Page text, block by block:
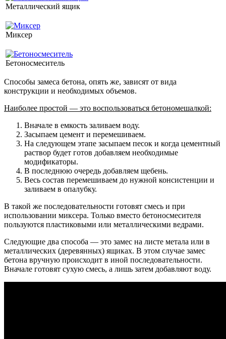
Металлический ящик
Миксер
Бетоносмеситель
Способы замеса бетона, опять же, зависят от вида
конструкции и необходимых объемов.
Наиболее простой — это воспользоваться бетономешалкой:
Вначале в емкость заливаем воду.
Засыпаем цемент и перемешиваем.
На следующем этапе засыпаем песок и когда цементный
раствор будет готов добавляем необходимые
модификаторы.
В последнюю очередь добавляем щебень.
Весь состав перемешиваем до нужной консистенции и
заливаем в опалубку.
В такой же последовательности готовят смесь и при
использовании миксера. Только вместо бетоносмесителя
пользуются пластиковыми или металлическими ведрами.
Следующие два способа — это замес на листе метала или в
металлических (деревянных) ящиках. В этом случае замес
бетона вручную происходит в иной последовательности.
Вначале готовят сухую смесь, а лишь затем добавляют воду.